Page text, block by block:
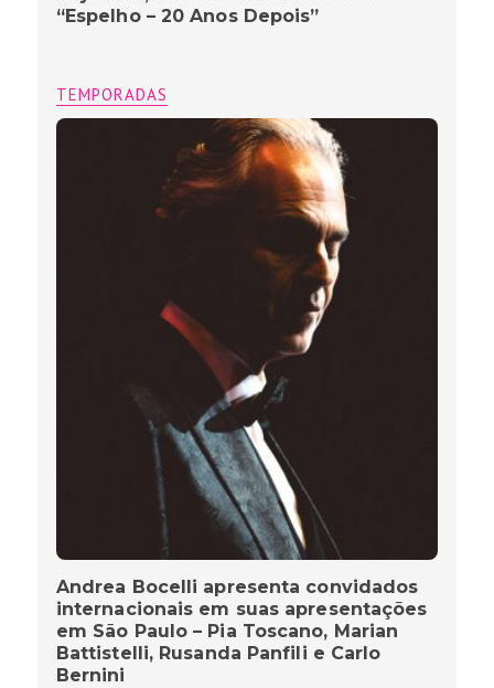
“Espelho – 20 Anos Depois”
TEMPORADAS
Andrea Bocelli apresenta convidados
internacionais em suas apresentações
em São Paulo – Pia Toscano, Marian
Battistelli, Rusanda Panfili e Carlo
Bernini